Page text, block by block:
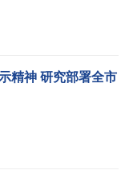
精神 研究部署全市